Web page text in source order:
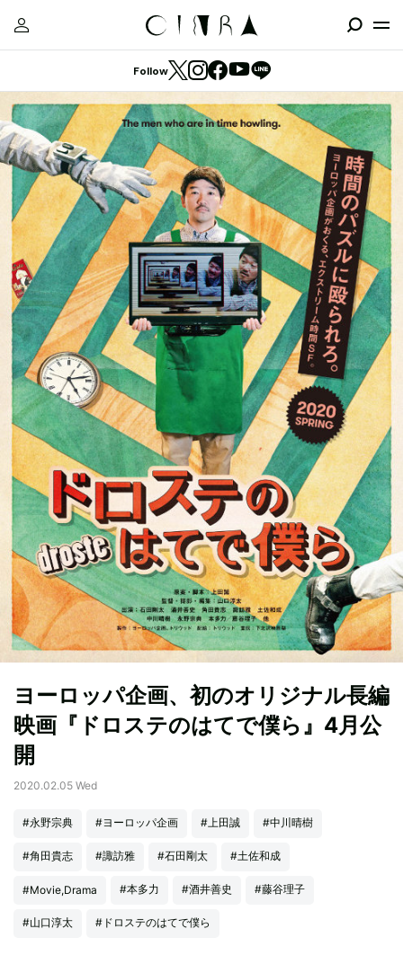
Follow
ヨーロッパ企画、初のオリジナル長編
映画『ドロステのはてで僕ら』4月公
開
2020.02.05 Wed
#永野宗典 #ヨーロッパ企画 #上田誠 #中川晴樹
#角田貴志 #諏訪雅 #石田剛太 #土佐和成
#Movie,Drama #本多力 #酒井善史 #藤谷理子
#山口淳太 #ドロステのはてで僕ら